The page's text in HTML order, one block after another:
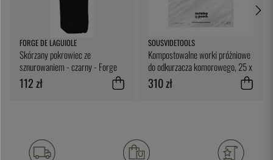
FORGE DE LAGUIOLE
Skórzany pokrowiec ze
sznurowaniem - czarny - Forge
de Laguiole
112 zł
SOUSVIDETOOLS
Kompostowalne worki próżniowe
do odkurzacza komorowego, 25 x
25 cm, opakowanie 200 sztuk -
SousVideTools
310 zł